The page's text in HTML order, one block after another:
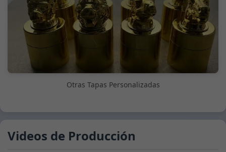
Otras Tapas Personalizadas
Videos de Producción